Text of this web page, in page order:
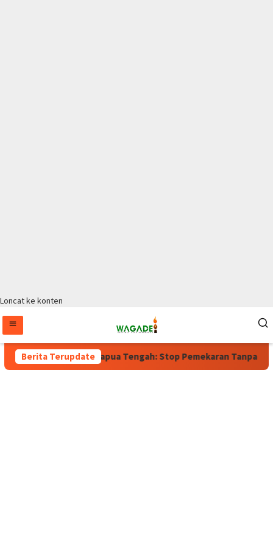
Loncat ke konten
Berita Terupdate
Wagub Papua Tengah: Stop Pemekaran Tanpa Kajian dari